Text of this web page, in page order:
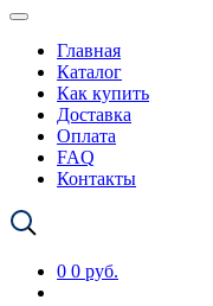
Главная
Каталог
Как купить
Доставка
Оплата
FAQ
Контакты
0 0 руб.